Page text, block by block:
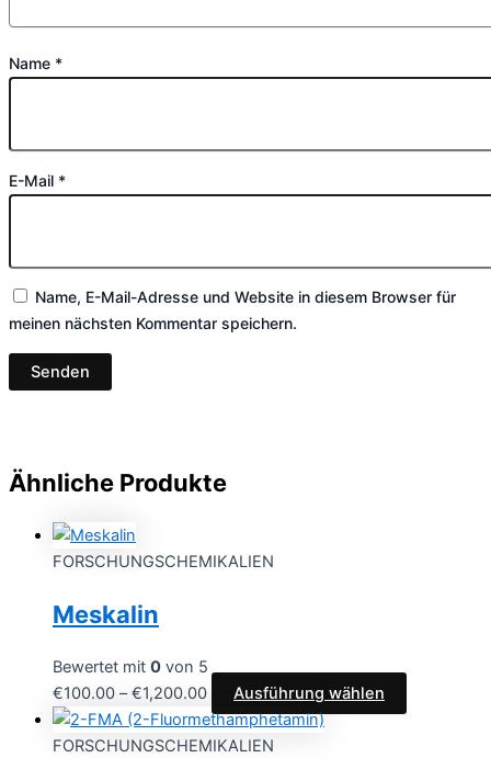
Name *
E-Mail *
Name, E-Mail-Adresse und Website in diesem Browser für
meinen nächsten Kommentar speichern.
Ähnliche Produkte
FORSCHUNGSCHEMIKALIEN
Meskalin
Bewertet mit 0 von 5
€100.00 –€1,200.00 Ausführung wählen
FORSCHUNGSCHEMIKALIEN